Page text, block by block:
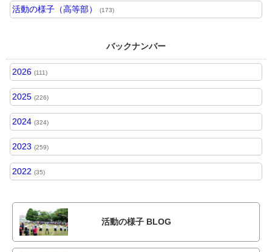
活動の様子（高等部） (173)
バックナンバー
2026 (111)
2025 (226)
2024 (324)
2023 (259)
2022 (35)
活動の様子 BLOG